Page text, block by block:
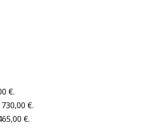
€.
€.
€.